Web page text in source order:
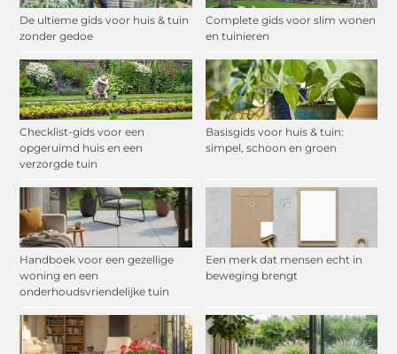
De ultieme gids voor huis & tuin
zonder gedoe
Complete gids voor slim wonen
en tuinieren
Checklist-gids voor een
opgeruimd huis en een
verzorgde tuin
Basisgids voor huis & tuin:
simpel, schoon en groen
Handboek voor een gezellige
woning en een
onderhoudsvriendelijke tuin
Een merk dat mensen echt in
beweging brengt